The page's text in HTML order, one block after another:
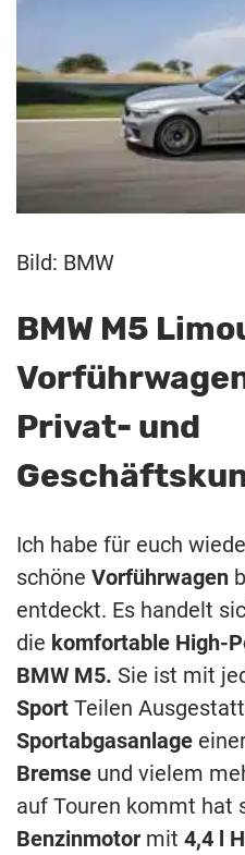
Bild: BMW
BMW M5
Privat- und
Ich habe für euch
schöne Vorführwagen
entdeckt. Es handelt
die komfortable High-
BMW M5. Sie ist mit
Sport Teilen
Sportabgasanlage
Bremse und vielem
auf Touren kommt hat
Benzinmotor mit 4,4 l